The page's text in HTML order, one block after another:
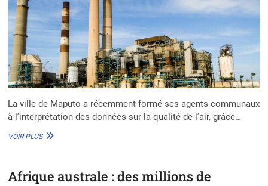
La ville de Maputo a récemment formé ses agents communaux
à l’interprétation des données sur la qualité de l’air, grâce…
VOIR PLUSMAPUTO
CONTRE
Afrique australe : des millions de